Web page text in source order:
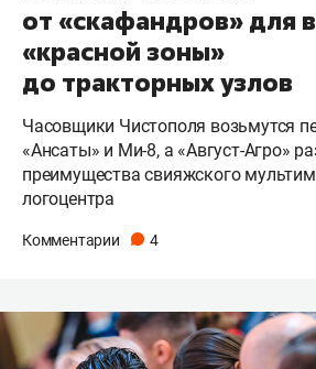
от «скафандров» для
«красной зоны»
до тракторных узлов
Часовщики Чистополя возьмутся
«Ансаты» и Ми-8, а «Август-Агро»
преимущества свияжского
логоцентра
Комментарии 4